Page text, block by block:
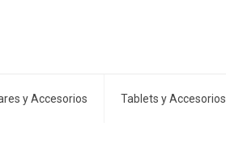
y Accesorios Tablets y Accesorios